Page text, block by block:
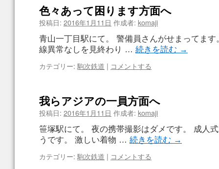
色々あって困ります方面へ
投稿日: 2016年1月11日 作成者: komaji
青山一丁目駅にて。 警備員さんがせまってま
線異常なしを見終わり … 続きを読む →
カテゴリー: 駒次鉄道 | コメントする
我らアジアの一員方面へ
投稿日: 2016年1月11日 作成者: komaji
笹塚駅にて。 夜の携帯撮影はダメです。 成人
うです。 激しい着物 … 続きを読む →
カテゴリー: 駒次鉄道 | コメントする